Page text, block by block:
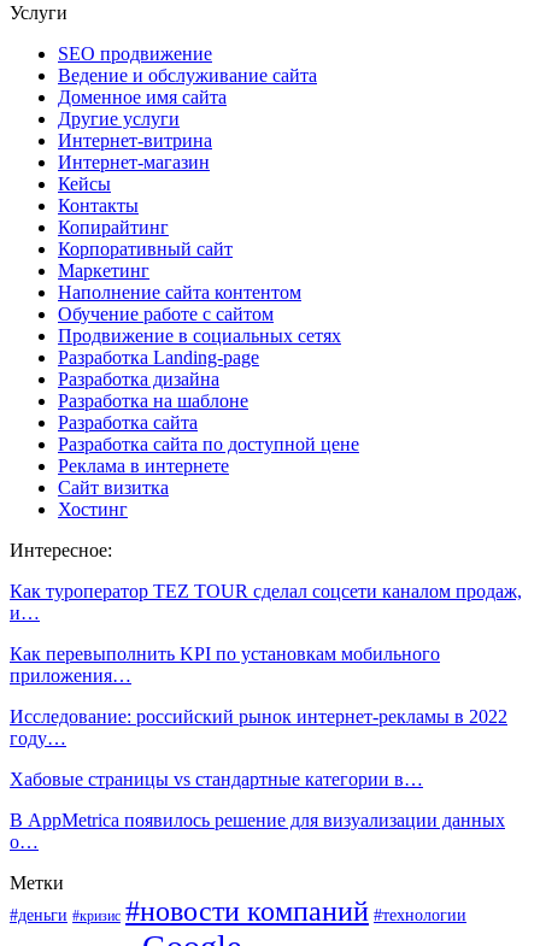
Услуги
SEO продвижение
Ведение и обслуживание сайта
Доменное имя сайта
Другие услуги
Интернет-витрина
Интернет-магазин
Кейсы
Контакты
Копирайтинг
Корпоративный сайт
Маркетинг
Наполнение сайта контентом
Обучение работе с сайтом
Продвижение в социальных сетях
Разработка Landing-page
Разработка дизайна
Разработка на шаблоне
Разработка сайта
Разработка сайта по доступной цене
Реклама в интернете
Сайт визитка
Хостинг
Интересное:
Как туроператор TEZ TOUR сделал соцсети каналом продаж,
и…
Как перевыполнить KPI по установкам мобильного
приложения…
Исследование: российский рынок интернет-рекламы в 2022
году…
Хабовые страницы vs стандартные категории в…
В AppMetrica появилось решение для визуализации данных
о…
Метки
#деньги #кризис #новости компаний #технологии